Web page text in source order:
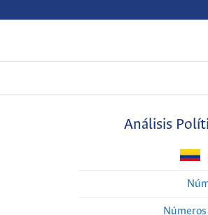
Análisis